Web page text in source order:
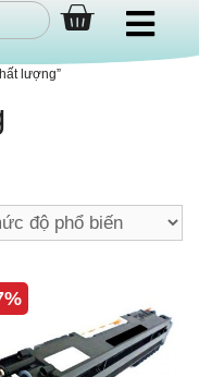
lượng”